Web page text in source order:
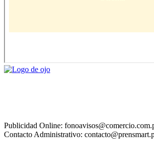
Publicidad Online:
Contacto Administrativo: